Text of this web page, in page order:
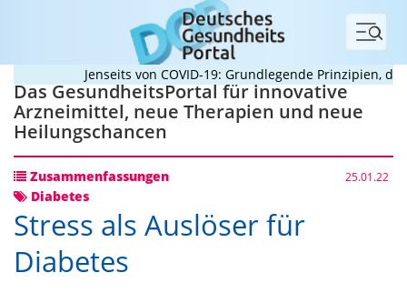
Menü
Jenseits von COVID-19: Grundlegende Prinzipien, die
Das GesundheitsPortal für innovative
Arzneimittel, neue Therapien und neue
Heilungschancen
Zusammenfassungen 25.01.22
Diabetes
Stress als Auslöser für
Diabetes